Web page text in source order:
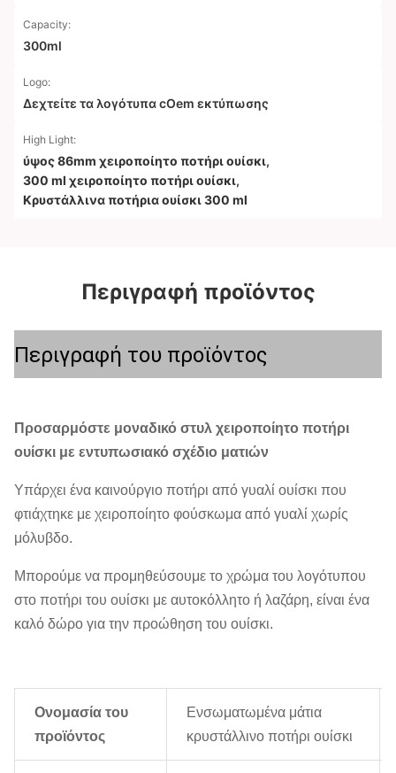
Capacity:
300ml
Logo:
Δεχτείτε τα λογότυπα cOem εκτύπωσης
High Light:
ύψος 86mm χειροποίητο ποτήρι ουίσκι,
300 ml χειροποίητο ποτήρι ουίσκι,
Κρυστάλλινα ποτήρια ουίσκι 300 ml
Περιγραφή προϊόντος
Περιγραφή του προϊόντος
Προσαρμόστε μοναδικό στυλ χειροποίητο ποτήρι
ουίσκι με εντυπωσιακό σχέδιο ματιών
Υπάρχει ένα καινούργιο ποτήρι από γυαλί ουίσκι που
φτιάχτηκε με χειροποίητο φούσκωμα από γυαλί χωρίς
μόλυβδο.
Μπορούμε να προμηθεύσουμε το χρώμα του λογότυπου
στο ποτήρι του ουίσκι με αυτοκόλλητο ή λαζάρη, είναι ένα
καλό δώρο για την προώθηση του ουίσκι.
Ονομασία του
προϊόντος
Ενσωματωμένα μάτια
κρυστάλλινο ποτήρι ουίσκι